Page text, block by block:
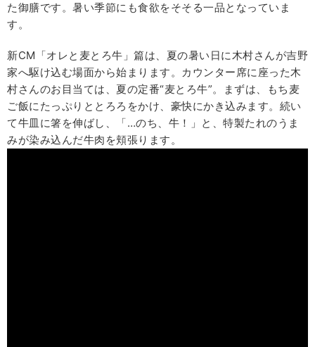
た御膳です。暑い季節にも食欲をそそる一品となっていま
す。
新CM「オレと麦とろ牛」篇は、夏の暑い日に木村さんが吉野
家へ駆け込む場面から始まります。カウンター席に座った木
村さんのお目当ては、夏の定番“麦とろ牛”。まずは、もち麦
ご飯にたっぷりととろろをかけ、豪快にかき込みます。続い
て牛皿に箸を伸ばし、「…のち、牛！」と、特製たれのうま
みが染み込んだ牛肉を頬張ります。